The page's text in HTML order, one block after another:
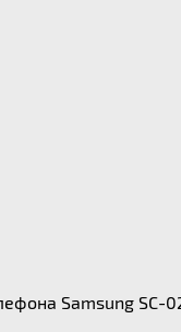
Samsung SC-